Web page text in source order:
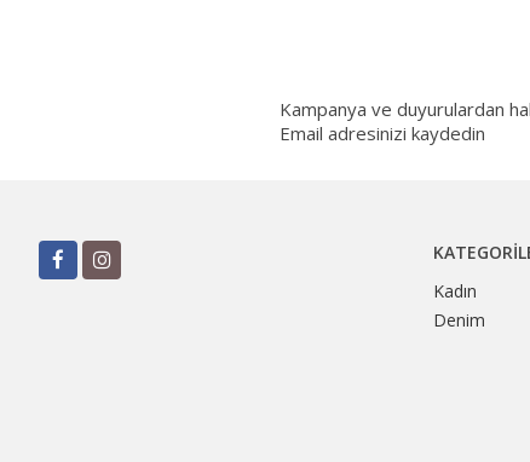
Kampanya ve duyurulardan
Email adresinizi kaydedin
Kadın
Denim